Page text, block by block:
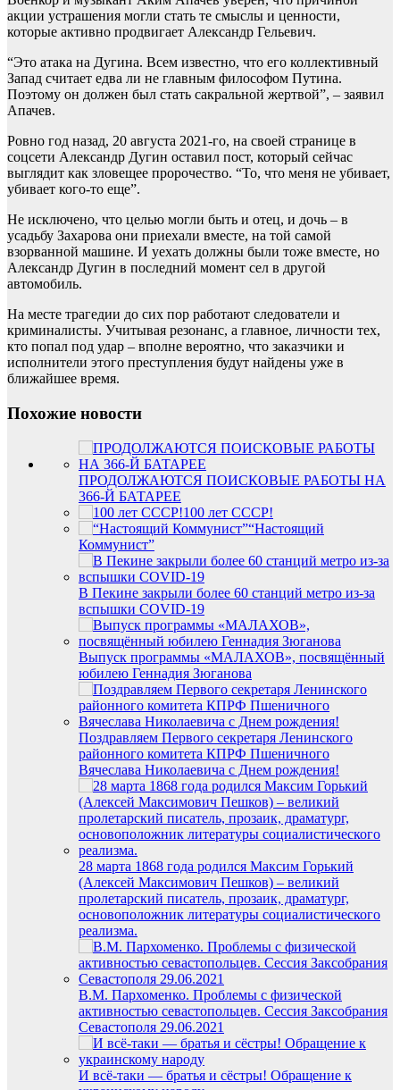
акции устрашения могли стать те смыслы и ценности,
которые активно продвигает Александр Гельевич.
“Это атака на Дугина. Всем известно, что его коллективный
Запад считает едва ли не главным философом Путина.
Поэтому он должен был стать сакральной жертвой”, – заявил
Апачев.
Ровно год назад, 20 августа 2021-го, на своей странице в
соцсети Александр Дугин оставил пост, который сейчас
выглядит как зловещее пророчество. “То, что меня не убивает,
убивает кого-то еще”.
Не исключено, что целью могли быть и отец, и дочь – в
усадьбу Захарова они приехали вместе, на той самой
взорванной машине. И уехать должны были тоже вместе, но
Александр Дугин в последний момент сел в другой
автомобиль.
На месте трагедии до сих пор работают следователи и
криминалисты. Учитывая резонанс, а главное, личности тех,
кто попал под удар – вполне вероятно, что заказчики и
исполнители этого преступления будут найдены уже в
ближайшее время.
Похожие новости
ПРОДОЛЖАЮТСЯ ПОИСКОВЫЕ РАБОТЫ НА
366-Й БАТАРЕЕ
100 лет СССР!
“Настоящий
Коммунист”
В Пекине закрыли более 60 станций метро из-за
вспышки COVID-19
Выпуск программы «МАЛАХОВ», посвящённый
юбилею Геннадия Зюганова
Поздравляем Первого секретаря Ленинского
районного комитета КПРФ Пшеничного
Вячеслава Николаевича с Днем рождения!
28 марта 1868 года родился Максим Горький
(Алексей Максимович Пешков) – великий
пролетарский писатель, прозаик, драматург,
основоположник литературы социалистического
реализма.
В.М. Пархоменко. Проблемы с физической
активностью севастопольцев. Сессия Заксобрания
Севастополя 29.06.2021
И всё-таки — братья и сёстры! Обращение к